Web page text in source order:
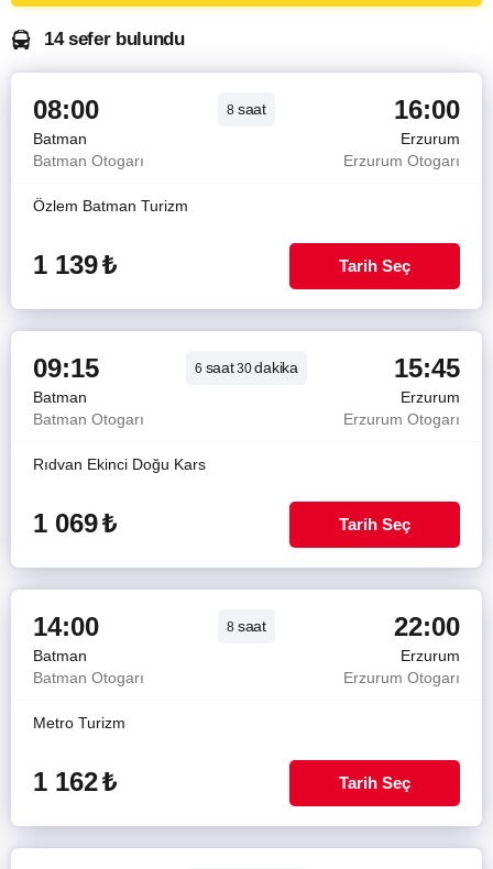
14 sefer bulundu
08:00 8 saat 16:00
Batman
Erzurum
Batman Otogarı
Erzurum Otogarı
Özlem Batman Turizm
1 139₺ Tarih Seç
09:15 6 saat30dakika 15:45
Batman
Erzurum
Batman Otogarı
Erzurum Otogarı
Rıdvan Ekinci Doğu Kars
1 069₺ Tarih Seç
14:00 8 saat 22:00
Batman
Erzurum
Batman Otogarı
Erzurum Otogarı
Metro Turizm
1 162₺ Tarih Seç